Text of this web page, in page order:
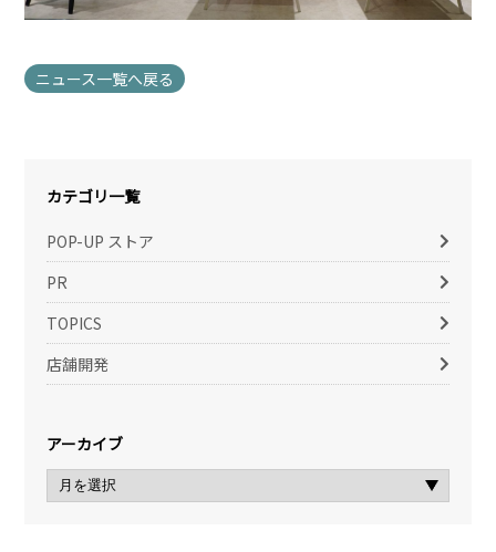
ニュース一覧へ戻る
カテゴリ一覧
POP-UP ストア
PR
TOPICS
店舗開発
アーカイブ